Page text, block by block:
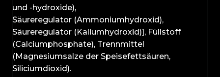
und -hydroxide),
Säureregulator (Ammoniumhydroxid),
Säureregulator (Kaliumhydroxid)], Füllstoff
(Calciumphosphate), Trennmittel
(Magnesiumsalze der Speisefettsäuren,
Siliciumdioxid).